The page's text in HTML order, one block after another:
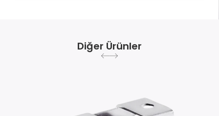
Diğer Ürünler